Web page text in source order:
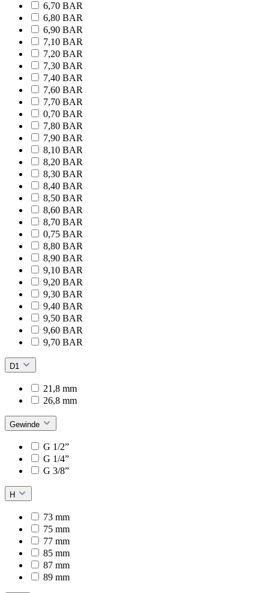
6,70 BAR
6,80 BAR
6,90 BAR
7,10 BAR
7,20 BAR
7,30 BAR
7,40 BAR
7,60 BAR
7,70 BAR
0,70 BAR
7,80 BAR
7,90 BAR
8,10 BAR
8,20 BAR
8,30 BAR
8,40 BAR
8,50 BAR
8,60 BAR
8,70 BAR
0,75 BAR
8,80 BAR
8,90 BAR
9,10 BAR
9,20 BAR
9,30 BAR
9,40 BAR
9,50 BAR
9,60 BAR
9,70 BAR
D1
21,8 mm
26,8 mm
Gewinde
G 1/2”
G 1/4”
G 3/8”
H
73 mm
75 mm
77 mm
85 mm
87 mm
89 mm